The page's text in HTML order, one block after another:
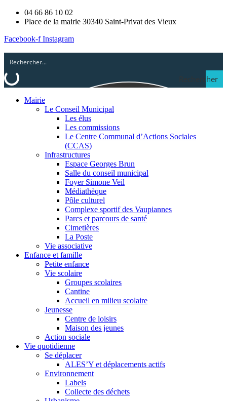
04 66 86 10 02
Place de la mairie 30340 Saint-Privat des Vieux
Facebook-f Instagram
Rechercher
Mairie
Le Conseil Municipal
Les élus
Les commissions
Le Centre Communal d’Actions Sociales
(CCAS)
Infrastructures
Espace Georges Brun
Salle du conseil municipal
Foyer Simone Veil
Médiathèque
Pôle culturel
Complexe sportif des Vaupiannes
Parcs et parcours de santé
Cimetières
La Poste
Vie associative
Enfance et famille
Petite enfance
Vie scolaire
Groupes scolaires
Cantine
Accueil en milieu scolaire
Jeunesse
Centre de loisirs
Maison des jeunes
Action sociale
Vie quotidienne
Se déplacer
ALES’Y et déplacements actifs
Environnement
Labels
Collecte des déchets